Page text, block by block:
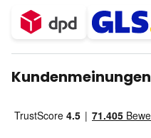
Kundenmeinungen